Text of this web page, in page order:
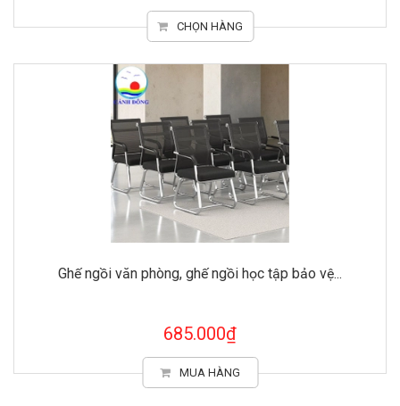
CHỌN HÀNG
Ghế ngồi văn phòng, ghế ngồi học tập bảo vệ...
685.000₫
MUA HÀNG